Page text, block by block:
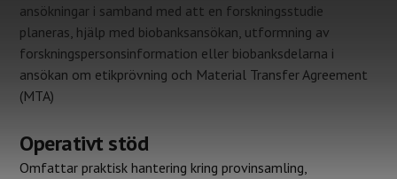
ansökningar i samband med att en forskningsstudie
planeras, hjälp med biobanksansökan, utformning av
forskningspersonsinformation eller biobanksdelarna i
ansökan om etikprövning och Material Transfer Agreement
(MTA)
Operativt stöd
Omfattar praktisk hantering kring provinsamling,